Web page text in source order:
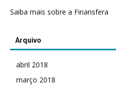
Saiba mais sobre a Finansfera
Arquivo
abril 2018
março 2018